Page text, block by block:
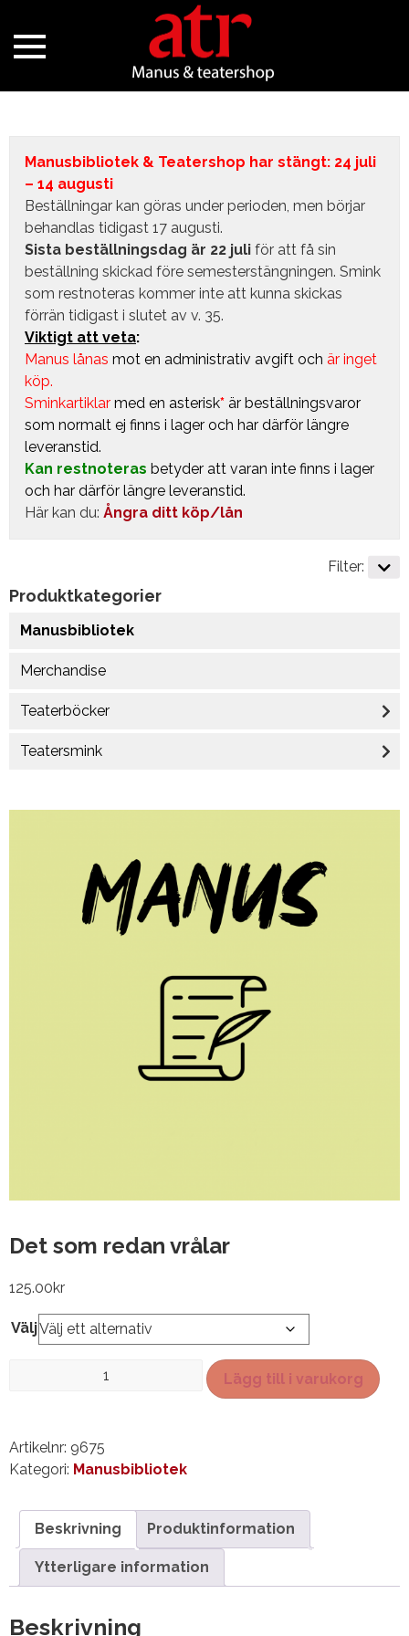
Manusbibliotek & Teatershop har stängt: 24 juli
– 14 augusti
Beställningar kan göras under perioden, men börjar
behandlas tidigast 17 augusti.
Sista beställningsdag är 22 juli för att få sin
beställning skickad före semesterstängningen. Smink
som restnoteras kommer inte att kunna skickas
förrän tidigast i slutet av v. 35.
Viktigt att veta:
Manus lånas mot en administrativ avgift och är inget
köp.
Sminkartiklar med en asterisk* är beställningsvaror
som normalt ej finns i lager och har därför längre
leveranstid.
Kan restnoteras betyder att varan inte finns i lager
och har därför längre leveranstid.
Här kan du: Ångra ditt köp/lån
Produktkategorier
Manusbibliotek
Merchandise
Teaterböcker
Teatersmink
Filter:
Det som redan vrålar
125.00kr
Välj
mängd
Lägg till i varukorg
Artikelnr: 9675
Kategori: Manusbibliotek
Beskrivning Produktinformation
Ytterligare information
Beskrivning